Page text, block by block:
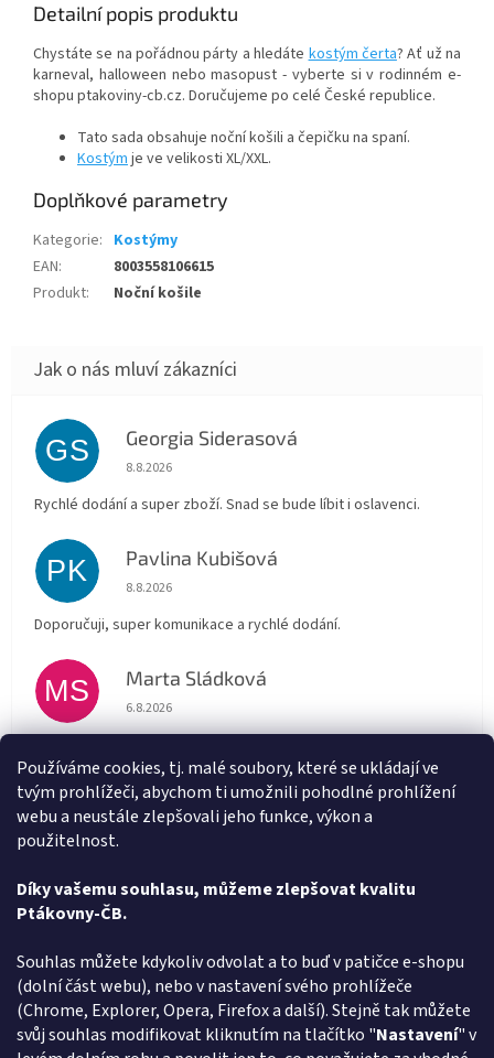
Používáme cookies, tj. malé soubory, které se ukládají ve
tvým prohlížeči, abychom ti umožnili pohodlné prohlížení
webu a neustále zlepšovali jeho funkce, výkon a
použitelnost.
Díky vašemu souhlasu, můžeme zlepšovat kvalitu
Ptákovny-ČB.
Souhlas můžete kdykoliv odvolat a to buď v patičce e-shopu
(dolní část webu), nebo v nastavení svého prohlížeče
(Chrome, Explorer, Opera, Firefox a další). Stejně tak můžete
svůj souhlas modifikovat kliknutím na tlačítko "Nastavení" v
Detailní popis produktu
Chystáte se na pořádnou párty a hledátekostým čerta? Ať už na
karneval, halloween nebo masopust - vyberte si v rodinném e-
shopu ptakoviny-cb.cz. Doručujeme po celé České republice.
Tato sada obsahuje noční košili a čepičku na spaní.
Kostýmje ve velikosti XL/XXL.
Doplňkové parametry
Kategorie: Kostýmy
EAN:
8003558106615
Produkt: Noční košile
GS Georgia Siderasová
Hodnocení obchodu je 5 z 5 hvězdiček.
8.8.2026
Rychlé dodání a super zboží. Snad se bude líbit i oslavenci.
PK Pavlina Kubišová
Hodnocení obchodu je 5 z 5 hvězdiček.
8.8.2026
Doporučuji, super komunikace a rychlé dodání.
MS Marta Sládková
Hodnocení obchodu je 5 z 5 hvězdiček.
6.8.2026
AT Alena Trchova
Hodnocení obchodu je 5 z 5 hvězdiček.
5.8.2026
Způsob ověřování recenzí